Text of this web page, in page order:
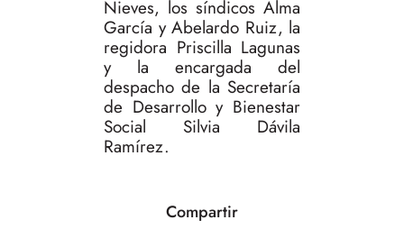
Nieves, los síndicos Alma
García y Abelardo Ruiz, la
regidora Priscilla Lagunas
y la encargada del
despacho de la Secretaría
de Desarrollo y Bienestar
Social Silvia Dávila
Ramírez.
Compartir